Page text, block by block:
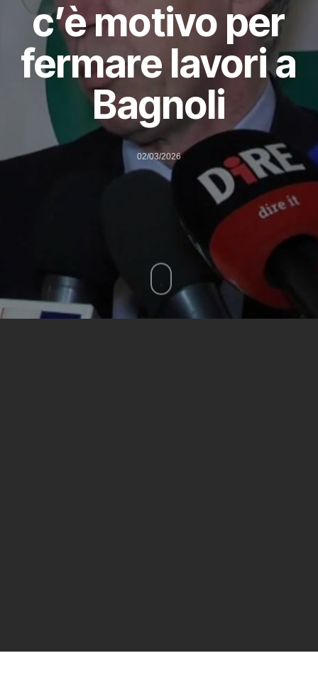
c’è motivo per
fermare lavori a
Bagnoli
02/03/2026